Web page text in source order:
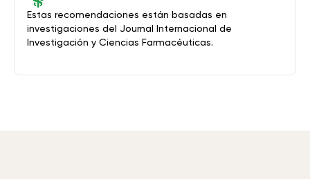
Estas recomendaciones están basadas en
investigaciones del Journal Internacional de
Investigación y Ciencias Farmacéuticas.